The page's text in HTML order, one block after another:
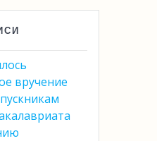
вручение